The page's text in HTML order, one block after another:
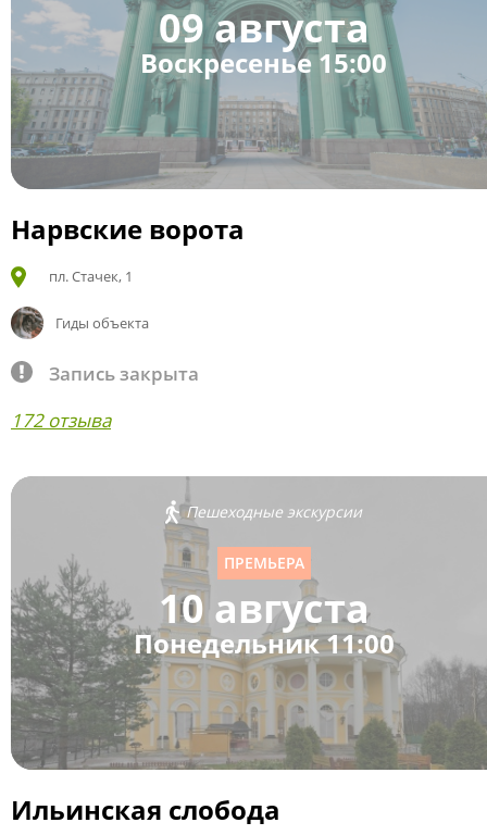
09 августа
Воскресенье 15:00
Нарвские ворота
пл. Стачек, 1
Гиды объекта
Запись закрыта
172 отзыва
Пешеходные экскурсии
ПРЕМЬЕРА
10 августа
Понедельник 11:00
Ильинская слобода